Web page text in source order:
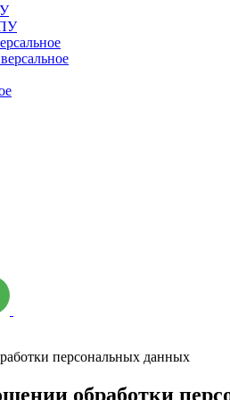
персональных данных
обработки